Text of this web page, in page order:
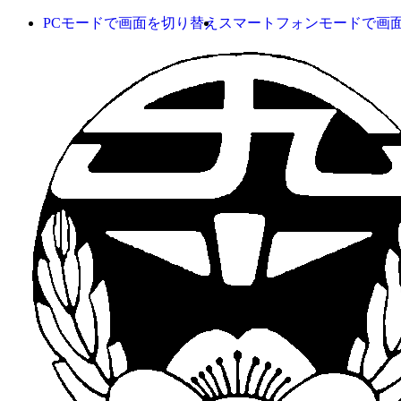
PCモードで画面を切り替え スマートフォンモードで画